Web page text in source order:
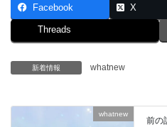
Facebook X
Threads
新着情報 whatnew
whatnew
前の